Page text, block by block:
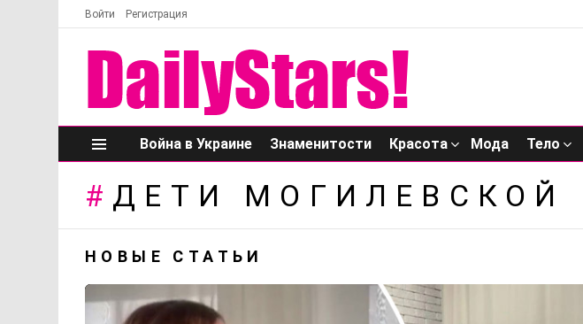
Войти Регистрация
Меню
Война в Украине Знаменитости Красота Мода Тело
ДЕТИ МОГИЛЕВСКОЙ
НОВЫЕ СТАТЬИ